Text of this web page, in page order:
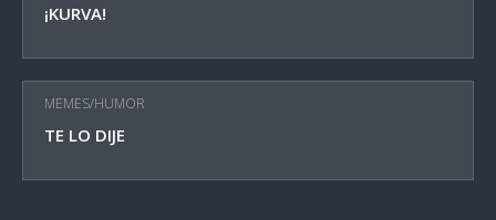
¡KURVA!
MEMES/HUMOR
TE LO DIJE